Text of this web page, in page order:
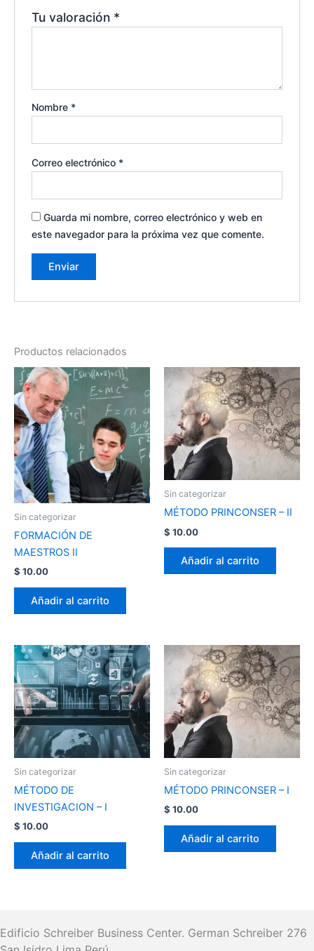
Tu valoración *
Nombre *
Correo electrónico *
Guarda mi nombre, correo electrónico y web en
este navegador para la próxima vez que comente.
Productos relacionados
Sin categorizar
FORMACIÓN DE
MAESTROS II
$ 10.00
Añadir al carrito
Sin categorizar
MÉTODO PRINCONSER – II
$ 10.00
Añadir al carrito
Sin categorizar
MÉTODO DE
INVESTIGACION – I
$ 10.00
Añadir al carrito
Sin categorizar
MÉTODO PRINCONSER – I
$ 10.00
Añadir al carrito
Edificio Schreiber Business Center. German Schreiber 276